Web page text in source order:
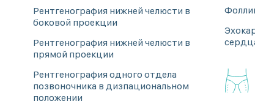
Рентгенография нижней челюсти в
боковой проекции
Рентгенография нижней челюсти в
прямой проекции
Рентгенография одного отдела
позвоночника в дизпациональном
положении